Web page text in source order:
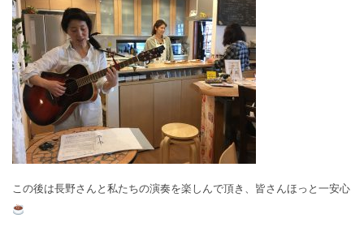
この後は長野さんと私たちの演奏を楽しんで頂き、皆さんほっと一安心